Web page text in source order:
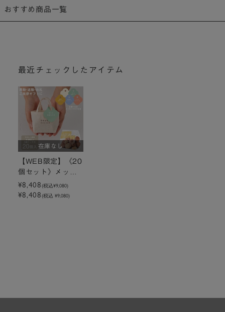
おすすめ商品一覧
最近チェックしたアイテム
在庫なし
【WEB限定】《20
個セット》メッセ
ージ付きミニトー
トマカロン3種ミッ
¥8,408(税込¥9,080)
¥8,408(税込 ¥9,080)